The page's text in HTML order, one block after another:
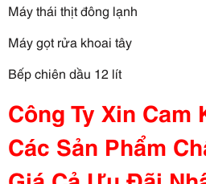
Máy thái thịt đông lạnh
Máy gọt rửa khoai tây
Bếp chiên dầu 12 lít
Công Ty Xin Cam
Các Sản Phẩm